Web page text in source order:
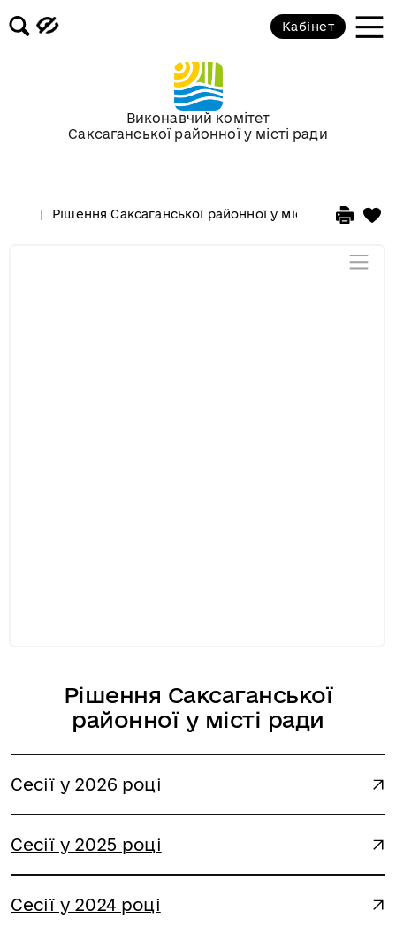
Виконавчий комітет
Саксаганської районної у місті ради
Кабінет
Рішення Саксаганської районної у місті ради
Рішення Саксаганської
районної у місті ради
Сесії у 2026 році
Сесії у 2025 році
Сесії у 2024 році
Регуляторні акти
Проекти рішень Саксаганської
районної у місті ради
ради